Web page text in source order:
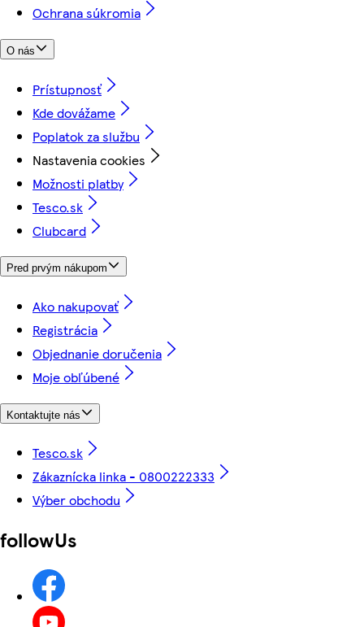
Ochrana súkromia
O nás
Prístupnosť
Kde dovážame
Poplatok za službu
Nastavenia cookies
Možnosti platby
Tesco.sk
Clubcard
Pred prvým nákupom
Ako nakupovať
Registrácia
Objednanie doručenia
Moje obľúbené
Kontaktujte nás
Tesco.sk
Zákaznícka linka - 0800222333
Výber obchodu
followUs